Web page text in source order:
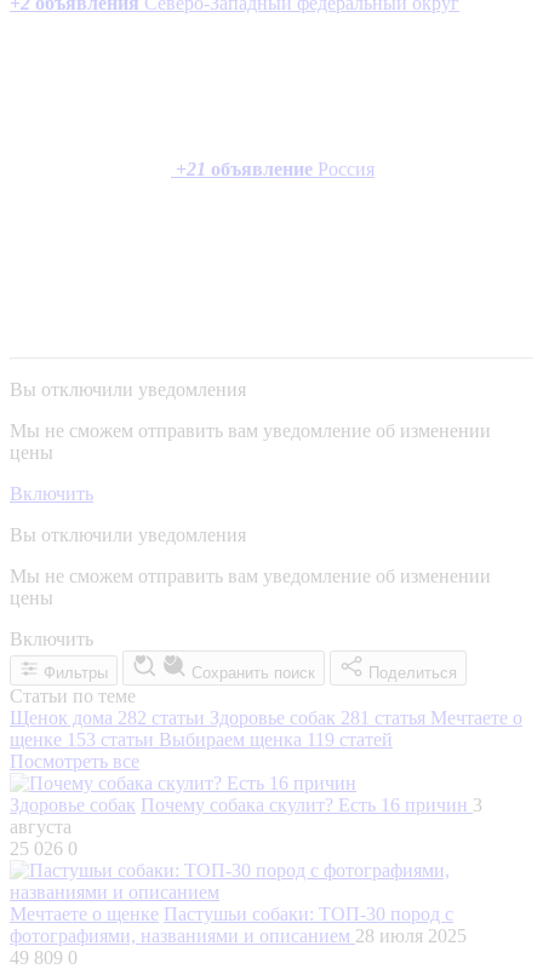
+21 объявление Россия
Вы отключили уведомления
Мы не сможем отправить вам уведомление об изменении
цены
Включить
Вы отключили уведомления
Мы не сможем отправить вам уведомление об изменении
цены
Включить
Фильтры Сохранить поиск Поделиться
Статьи по теме
Щенок дома 282 статьи Здоровье собак 281 статья Мечтаете о
щенке 153 статьи Выбираем щенка 119 статей
Посмотреть все
Здоровье собак Почему собака скулит? Есть 16 причин 3
августа
25 026 0
Мечтаете о щенке Пастушьи собаки: ТОП-30 пород с
фотографиями, названиями и описанием 28 июля 2025
49 809 0